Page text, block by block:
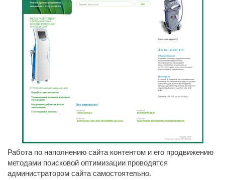
Работа по наполнению сайта контентом и его продвижению
методами поисковой оптимизации проводятся
администратором сайта самостоятельно.